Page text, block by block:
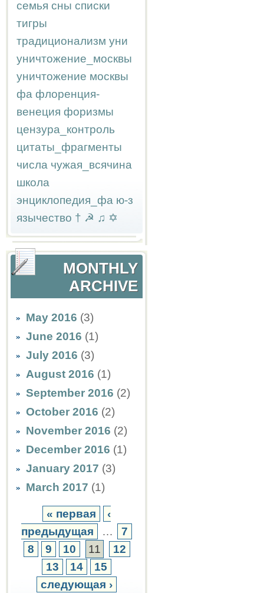
семья сны списки
тигры
традиционализм уни
уничтожение_москвы
уничтожение москвы
фа флоренция-
венеция форизмы
цензура_контроль
цитаты_фрагменты
числа чужая_всячина
школа
энциклопедия_фа ю-з
язычество † ☭ ♫ ✡
MONTHLY
ARCHIVE
May 2016 (3)
June 2016 (1)
July 2016 (3)
August 2016 (1)
September 2016 (2)
October 2016 (2)
November 2016 (2)
December 2016 (1)
January 2017 (3)
March 2017 (1)
« первая
‹
предыдущая
…
7
8
9 10 11
12
13
14
15
следующая ›